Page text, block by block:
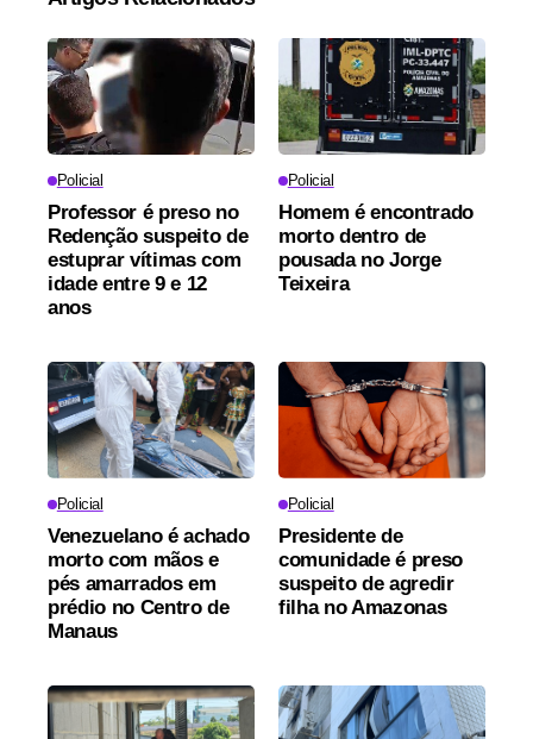
Policial
Professor é preso no
Redenção suspeito de
estuprar vítimas com
idade entre 9 e 12
anos
Policial
Homem é encontrado
morto dentro de
pousada no Jorge
Teixeira
Policial
Venezuelano é achado
morto com mãos e
pés amarrados em
prédio no Centro de
Manaus
Policial
Presidente de
comunidade é preso
suspeito de agredir
filha no Amazonas